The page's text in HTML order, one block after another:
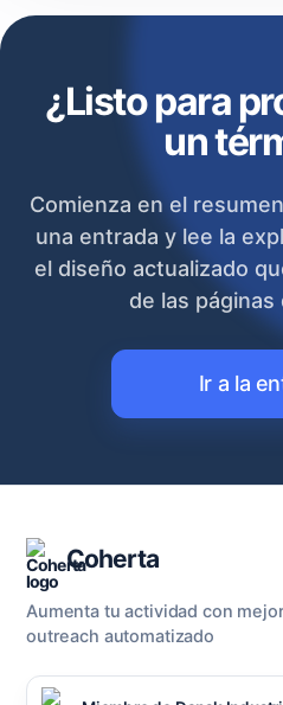
¿Listo para
un
Comienza en el
una entrada y lee la
el diseño actualizado
de las
Ir a la
Coherta
Aumenta tu actividad con
outreach automatizado